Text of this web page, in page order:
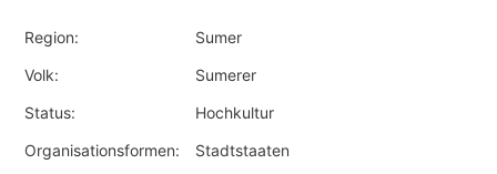
Region:
Sumer
Volk:
Sumerer
Status:
Hochkultur
Organisationsformen:
Stadtstaaten